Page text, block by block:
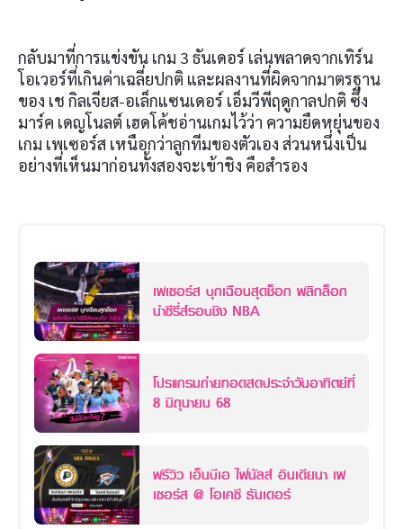
กลับมาที่การแข่งขัน เกม 3 ธันเดอร์ เล่นพลาดจากเทิร์น
โอเวอร์ที่เกินค่าเฉลี่ยปกติ และผลงานที่ผิดจากมาตรฐาน
ของ เช กิลเจียส-อเล็กแซนเดอร์ เอ็มวีพีฤดูกาลปกติ ซึ่ง
มาร์ค เดญโนลต์ เฮดโค้ชอ่านเกมไว้ว่า ความยืดหยุ่นของ
เกม เพเซอร์ส เหนือกว่าลูกทีมของตัวเอง ส่วนหนึ่งเป็น
อย่างที่เห็นมาก่อนทั้งสองจะเข้าชิง คือสำรอง
เพเซอร์ส บุกเฉือนสุดช็อก พลิกล็อก
นำซีรี่ส์รอบชิง NBA
โปรแกรมถ่ายทอดสดประจำวันอาทิตย์ที่
8 มิถุนายน 68
พรีวิว เอ็นบีเอ ไฟนัลส์ อินเดียนา เพ
เซอร์ส @ โอเคซี ธันเดอร์